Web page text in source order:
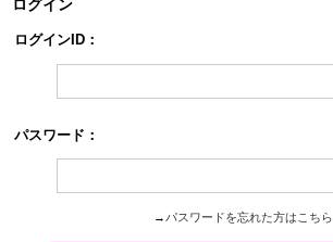
ログイン
ログインID：
パスワード：
→ パスワードを忘れた方はこちら